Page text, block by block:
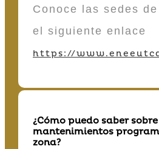
Conoce las sedes
el siguiente enlace
https://
¿Cómo puedo saber
mantenimientos
zona?